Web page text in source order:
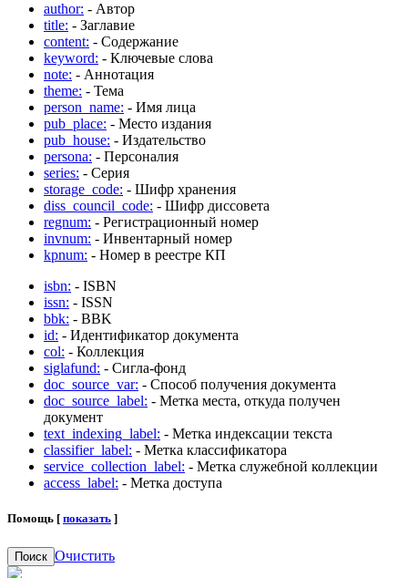
author: - Автор
title: - Заглавие
content: - Содержание
keyword: - Ключевые слова
note: - Аннотация
theme: - Тема
person_name: - Имя лица
pub_place: - Место издания
pub_house: - Издательство
persona: - Персоналия
series: - Серия
storage_code: - Шифр хранения
diss_council_code: - Шифр диссовета
regnum: - Регистрационный номер
invnum: - Инвентарный номер
kpnum: - Номер в реестре КП
isbn: - ISBN
issn: - ISSN
bbk: - BBK
id: - Идентификатор документа
col: - Коллекция
siglafund: - Сигла-фонд
doc_source_var: - Способ получения документа
doc_source_label: - Метка места, откуда получен
документ
text_indexing_label: - Метка индексации текста
classifier_label: - Метка классификатора
service_collection_label: - Метка служебной коллекции
access_label: - Метка доступа
Помощь [ показать ]
Поиск Очистить